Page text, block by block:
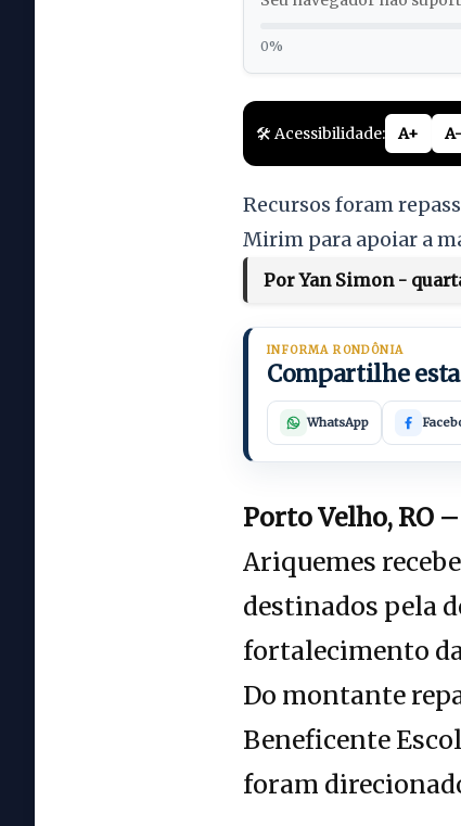
0%
🛠️ Acessibilidade: A+
Recursos foram
Mirim para apoiar a
Por Yan Simon -
INFORMA RONDÔNIA
Compartilhe
WhatsApp
Porto Velho, RO –
Ariquemes
destinados pela
fortalecimento
Do montante
Beneficente
foram